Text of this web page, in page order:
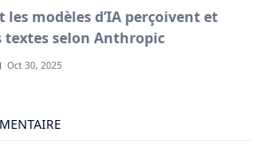
les modèles d’IA perçoivent et
selon Anthropic
Oct 30, 2025